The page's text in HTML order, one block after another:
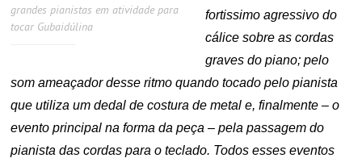
grandes pianistas em atividade para
tocar Gubaidúlina
fortissimo agressivo do
cálice sobre as cordas
graves do piano; pelo
som ameaçador desse ritmo quando tocado pelo pianista
que utiliza um dedal de costura de metal e, finalmente – o
evento principal na forma da peça – pela passagem do
pianista das cordas para o teclado. Todos esses eventos